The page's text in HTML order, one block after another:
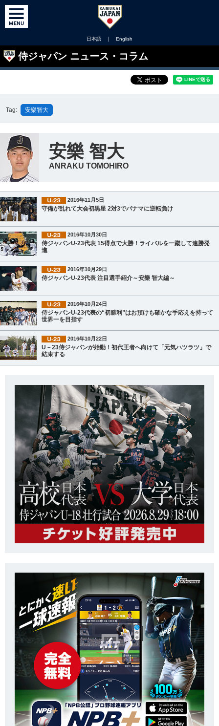
日本語 ｜ English
侍ジャパン ニュース・コラム
Tag: 安樂智大
安樂 智大
ANRAKU TOMOHIRO
2016年11月5日
守備が乱れて大会初黒星 2対3でパナマに逆転負け
2016年10月30日
侍ジャパンU-23代表 15得点で大勝！ライバルを一蹴して連勝発
進
2016年10月29日
侍ジャパンU-23代表 注目選手紹介～安樂 智大編～
2016年10月24日
侍ジャパンU-23代表の“初勝利”はお預けも確かな手応えを持って
世界一を目指す
2016年10月22日
U－23侍ジャパンが始動！初代王者へ向けて「元気ハツラツ」で
結束する